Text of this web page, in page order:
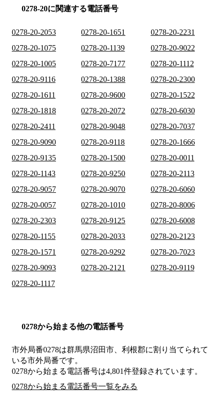
0278-20に関連する電話番号
0278-20-2053 0278-20-1651
0278-20-2231
0278-20-1075
0278-20-1139
0278-20-9022
0278-20-1005
0278-20-7177
0278-20-1112
0278-20-9116
0278-20-1388
0278-20-2300
0278-20-1611
0278-20-9600
0278-20-1522
0278-20-1818
0278-20-2072
0278-20-6030
0278-20-2411
0278-20-9048
0278-20-7037
0278-20-9090
0278-20-9118
0278-20-1666
0278-20-9135
0278-20-1500
0278-20-0011
0278-20-1143
0278-20-9250
0278-20-2113
0278-20-9057
0278-20-9070
0278-20-6060
0278-20-0057
0278-20-1010
0278-20-8006
0278-20-2303
0278-20-9125
0278-20-6008
0278-20-1155
0278-20-2033
0278-20-2123
0278-20-1571
0278-20-9292
0278-20-7023
0278-20-9093
0278-20-2121
0278-20-9119
0278-20-1117
0278から始まる他の電話番号
市外局番0278は群馬県沼田市、利根郡に割り当てられて
いる市外局番です。
0278から始まる電話番号は4,801件登録されています。
0278から始まる電話番号一覧をみる